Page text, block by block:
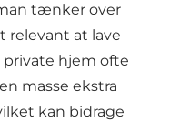
tænker over
relevant at lave
private hjem ofte
masse ekstra
kan bidrage